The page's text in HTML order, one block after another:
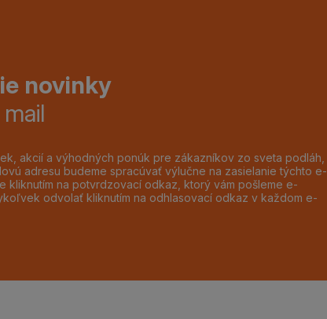
novinky
akcií a výhodných ponúk pre zákazníkov zo sveta podláh,
adresu budeme spracúvať výlučne na zasielanie týchto e-
kliknutím na potvrdzovací odkaz, ktorý vám pošleme e-
odvolať kliknutím na odhlasovací odkaz v každom e-